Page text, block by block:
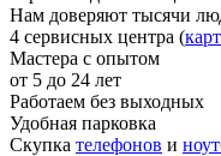
Нам доверяют тысячи
4 сервисных центра (
Мастера с опытом
от 5 до 24 лет
Работаем без выходных
Удобная парковка
Скупка телефонов и